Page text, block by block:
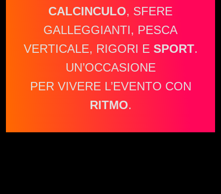
CALCINCULO, SFERE
GALLEGGIANTI, PESCA
VERTICALE, RIGORI E SPORT.
UN’OCCASIONE
PER VIVERE L’EVENTO CON
RITMO.